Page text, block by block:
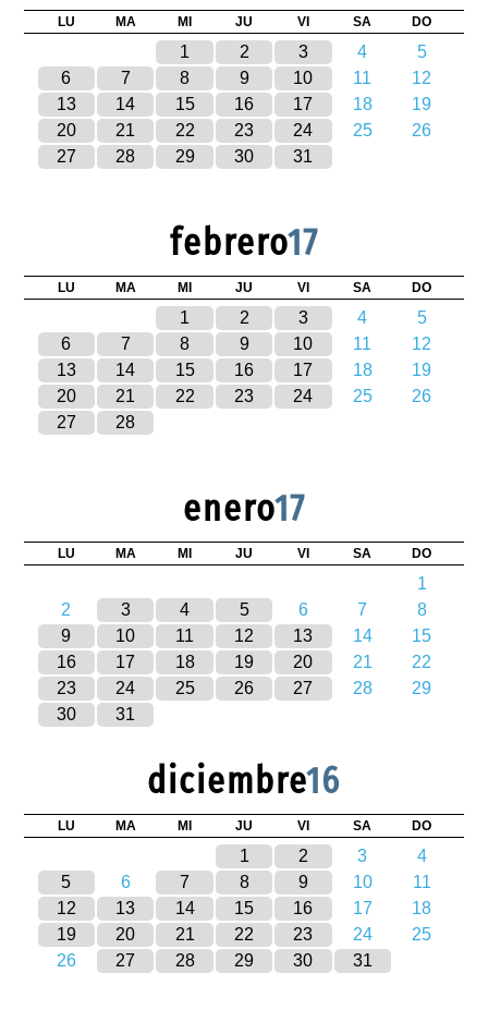
LU MA MI JU VI SA DO
1 2 3 4
5
6
7 8 9 10 11
12
13
14 15 16 17 18
19
20
21 22 23 24 25
26
27
28 29 30 31
febrero17
LU MA MI JU VI SA DO
1 2 3 4
5
6
7 8 9 10 11
12
13
14 15 16 17 18
19
20
21 22 23 24 25
26
27
28
enero17
LU MA MI JU VI SA DO
1
2
3 4 5 6 7
8
9
10 11 12 13 14
15
16
17 18 19 20 21
22
23
24 25 26 27 28
29
30
31
diciembre16
LU MA MI JU VI SA DO
1 2 3
4
5
6 7 8 9 10
11
12
13 14 15 16 17
18
19
20 21 22 23 24
25
26
27 28 29 30 31